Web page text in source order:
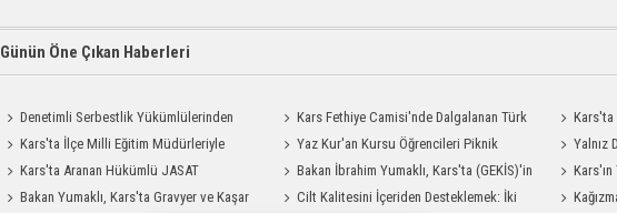
Günün Öne Çıkan Haberleri
Denetimli Serbestlik Yükümlülerinden
Okula Temizlik Desteği
Kars Fethiye Camisi'nde Dalgalanan Türk
Bayrağı Görenlerin Beğenisini Topladı
Kars'ta
Yatırıldı
Kars'ta İlçe Milli Eğitim Müdürleriyle
Değerlendirme Toplantısı
Yaz Kur'an Kursu Öğrencileri Piknik
Coşkusu Yaşadı
Yalnız
Kars'ta Aranan Hükümlü JASAT
Operasyonuyla Yakalandı
Bakan İbrahim Yumaklı, Kars'ta (GEKİS)'in
ilk uygulamasını başlattı
Bakan Yumaklı, Kars'ta Gravyer ve Kaşar
Cilt Kalitesini İçeriden Desteklemek: İki